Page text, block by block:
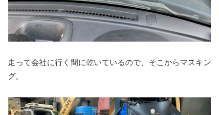
走って会社に行く間に乾いているので、そこからマスキン
グ。